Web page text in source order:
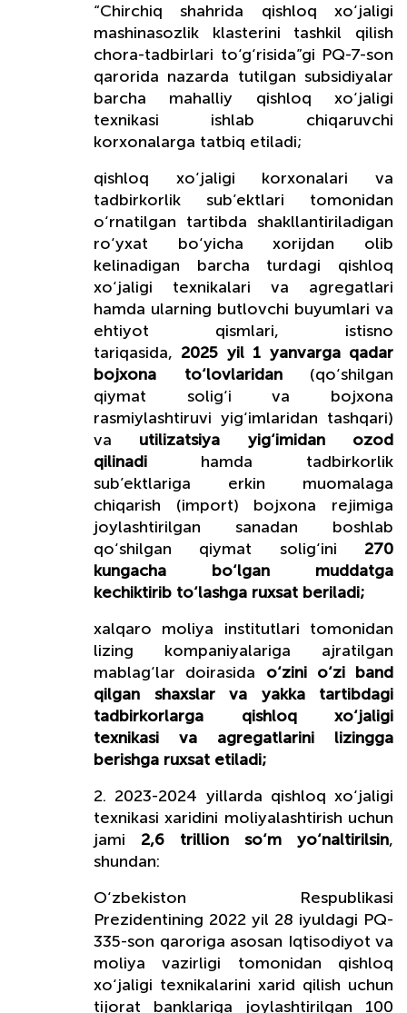
“Chirchiq shahrida qishloq xo‘jaligi
mashinasozlik klasterini tashkil qilish
chora-tadbirlari to‘g‘risida”gi PQ-7-son
qarorida nazarda tutilgan subsidiyalar
barcha mahalliy qishloq xo‘jaligi
texnikasi ishlab chiqaruvchi
korxonalarga tatbiq etiladi;
qishloq xo‘jaligi korxonalari va
tadbirkorlik sub’ektlari tomonidan
o‘rnatilgan tartibda shakllantiriladigan
ro‘yxat bo‘yicha xorijdan olib
kelinadigan barcha turdagi qishloq
xo‘jaligi texnikalari va agregatlari
hamda ularning butlovchi buyumlari va
ehtiyot qismlari, istisno
tariqasida, 2025 yil 1 yanvarga qadar
bojxona to‘lovlaridan(qo‘shilgan
qiymat solig‘i va bojxona
rasmiylashtiruvi yig‘imlaridan tashqari)
va utilizatsiya yig‘imidan ozod
qilinadi hamda tadbirkorlik
sub’ektlariga erkin muomalaga
chiqarish (import) bojxona rejimiga
joylashtirilgan sanadan boshlab
qo‘shilgan qiymat solig‘ini 270
kungacha bo‘lgan muddatga
kechiktirib to‘lashga ruxsat beriladi;
xalqaro moliya institutlari tomonidan
lizing kompaniyalariga ajratilgan
mablag‘lar doirasida o‘zini o‘zi band
qilgan shaxslar va yakka tartibdagi
tadbirkorlarga
qishloq xo‘jaligi
texnikasi va agregatlarini lizingga
berishga ruxsat etiladi;
2. 2023-2024 yillarda qishloq xo‘jaligi
texnikasi xaridini moliyalashtirish uchun
jami 2,6 trillion so‘m yo‘naltirilsin,
shundan:
O‘zbekiston Respublikasi
Prezidentining 2022 yil 28 iyuldagi PQ-
335-son qaroriga asosan Iqtisodiyot va
moliya vazirligi tomonidan qishloq
xo‘jaligi texnikalarini xarid qilish uchun
tijorat banklariga joylashtirilgan 100